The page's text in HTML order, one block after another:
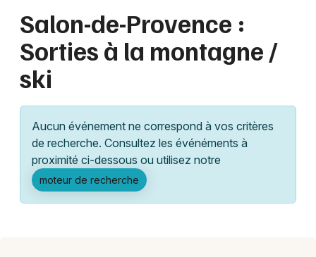
Grands événements
Manifestations
Foires & salons
Bordeaux
Colmar
Lille
Lyon
Marseille
Mulhouse
Montpellier
Salon-de-Provence :
Sorties à la montagne /
ski
Aucun événement ne correspond à vos critères
de recherche. Consultez les événéments à
proximité ci-dessous ou utilisez notre
moteur de recherche
Bouches du Rhône (13)
Provence-Alpes-Côte-d'Azur
Partout
Près de moi Changer de lieu
Quand ?